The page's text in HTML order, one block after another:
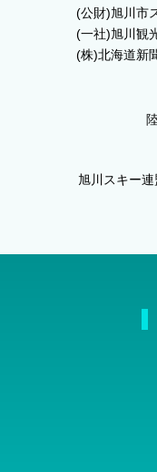
(公財)旭川市
(一社)旭川観
(株)北海道新
旭川スキー